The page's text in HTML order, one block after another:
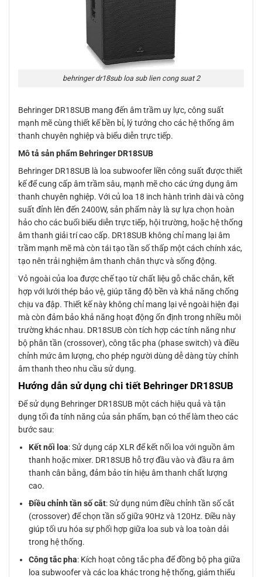
behringer dr18sub loa sub lien cong suat 2
Behringer DR18SUB mang đến âm trầm uy lực, công suất
mạnh mẽ cùng thiết kế bền bỉ, lý tưởng cho các hệ thống âm
thanh chuyên nghiệp và biểu diễn trực tiếp.
Mô tả sản phẩm Behringer DR18SUB
Behringer DR18SUB là loa subwoofer liền công suất được thiết
kế để cung cấp âm trầm sâu, mạnh mẽ cho các ứng dụng âm
thanh chuyên nghiệp. Với củ loa 18 inch hành trình dài và công
suất đỉnh lên đến 2400W, sản phẩm này là sự lựa chọn hoàn
hảo cho các buổi biểu diễn trực tiếp, hội trường, hoặc hệ thống
âm thanh giải trí cao cấp. DR18SUB không chỉ mang lại âm
trầm mạnh mẽ mà còn tái tạo tần số thấp một cách chính xác,
tạo nên trải nghiệm âm thanh chân thực và sống động.
Vỏ ngoài của loa được chế tạo từ chất liệu gỗ chắc chắn, kết
hợp với lưới thép bảo vệ, giúp tăng độ bền và khả năng chống
chịu va đập. Thiết kế này không chỉ mang lại vẻ ngoài hiện đại
mà còn đảm bảo khả năng hoạt động ổn định trong nhiều môi
trường khác nhau. DR18SUB còn tích hợp các tính năng như
bộ phân tần (crossover), công tắc pha (phase switch) và điều
chỉnh mức âm lượng, cho phép người dùng dễ dàng tùy chỉnh
âm thanh theo nhu cầu sử dụng.
Hướng dẫn sử dụng chi tiết Behringer DR18SUB
Để sử dụng Behringer DR18SUB một cách hiệu quả và tận
dụng tối đa tính năng của sản phẩm, bạn có thể làm theo các
bước sau:
Kết nối loa: Sử dụng cáp XLR để kết nối loa với nguồn âm
thanh hoặc mixer. DR18SUB hỗ trợ đầu vào và đầu ra âm
thanh cân bằng, đảm bảo tín hiệu âm thanh chất lượng
cao.
Điều chỉnh tần số cắt: Sử dụng núm điều chỉnh tần số cắt
(crossover) để chọn tần số giữa 90Hz và 120Hz. Điều này
giúp tối ưu hóa sự phối hợp giữa loa sub và loa toàn dải
trong hệ thống.
Công tắc pha: Kích hoạt công tắc pha để đồng bộ pha giữa
loa subwoofer và các loa khác trong hệ thống, giảm thiểu